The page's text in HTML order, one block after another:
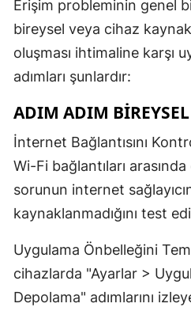
Erişim probleminin genel
bireysel veya cihaz
oluşması ihtimaline karşı
adımları şunlardır:
ADIM ADIM
İnternet Bağlantısını
Wi-Fi bağlantıları
sorunun internet
kaynaklanmadığını test
Uygulama Önbelleğini
cihazlarda "Ayarlar >
Depolama" adımlarını